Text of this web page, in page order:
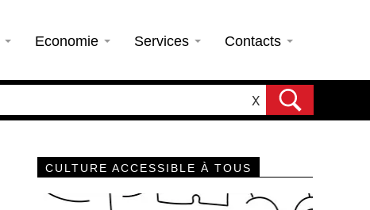
Economie Services Contacts
X
CULTURE ACCESSIBLE À TOUS